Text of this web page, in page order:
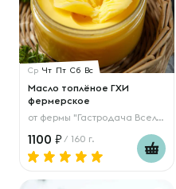
Ср Чт Пт Сб Вс
Масло топлёное ГХИ
фермерское
от фермы "Гастродача Вселуг"
1100 / 160 г.